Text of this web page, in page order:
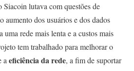
Siacoin lutava com questões de
aumento dos usuários e dos dados
uma rede mais lenta e a custos mais
tem trabalhado para melhorar o
a eficiência da rede, a fim de suportar